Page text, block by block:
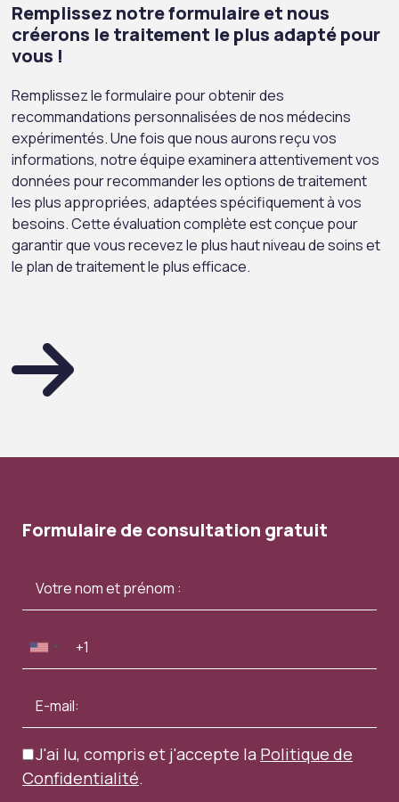
Remplissez notre formulaire et nous
créerons le traitement le plus adapté pour
vous !
Remplissez le formulaire pour obtenir des
recommandations personnalisées de nos médecins
expérimentés. Une fois que nous aurons reçu vos
informations, notre équipe examinera attentivement vos
données pour recommander les options de traitement
les plus appropriées, adaptées spécifiquement à vos
besoins. Cette évaluation complète est conçue pour
garantir que vous recevez le plus haut niveau de soins et
le plan de traitement le plus efficace.
Formulaire de consultation gratuit
J'ai lu, compris et j'accepte la Politique de
Confidentialité.